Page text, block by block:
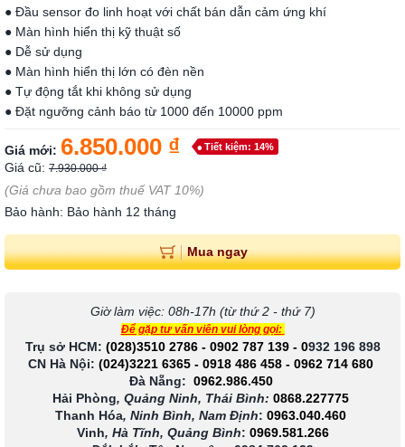
● Đầu sensor đo linh hoạt với chất bán dẫn cảm ứng khí
● Màn hình hiển thị kỹ thuật số
● Dễ sử dụng
● Màn hình hiển thị lớn có đèn nền
● Tự động tắt khi không sử dụng
● Đặt ngưỡng cảnh báo từ 1000 đến 10000 ppm
Giá mới: 6.850.000 ₫ Tiết kiệm: 14%
Giá cũ: 7.930.000 ₫
(Giá chưa bao gồm thuế VAT 10%)
Bảo hành: Bảo hành 12 tháng
Mua ngay
Giờ làm việc: 08h-17h (từ thứ 2 - thứ 7)
Để gặp tư vấn viên vui lòng gọi:
Trụ sở HCM: (028)3510 2786 - 0902 787 139- 0932 196 898
CN Hà Nội: (024)3221 6365 - 0918 486 458 - 0962 714 680
Đà Nẵng: 0962.986.450
Hải Phòng, Quảng Ninh, Thái Bình: 0868.227775
Thanh Hóa, Ninh Bình, Nam Định: 0963.040.460
Vinh, Hà Tĩnh, Quảng Bình: 0969.581.266